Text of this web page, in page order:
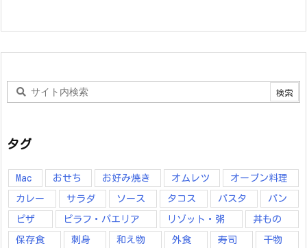
タグ
Mac おせち お好み焼き オムレツ オーブン料理
カレー サラダ ソース タコス パスタ パン
ピザ ピラフ・パエリア リゾット・粥 丼もの
保存食 刺身 和え物 外食 寿司 干物